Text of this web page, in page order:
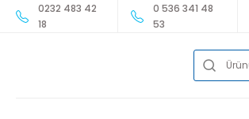
0232 483 42
18
0 536 341 48
53